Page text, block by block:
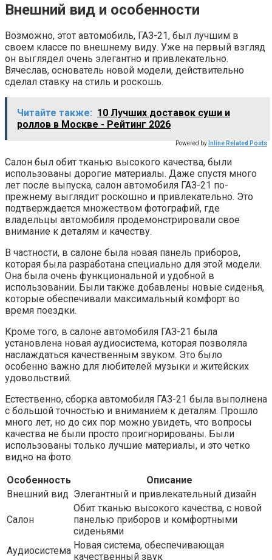
Внешний вид и особенности
Возможно, этот автомобиль, ГАЗ-21, был лучшим в
своем классе по внешнему виду. Уже на первый взгляд
он выглядел очень элегантно и привлекательно.
Вячеслав, основатель новой модели, действительно
сделал ставку на стиль и роскошь.
Читайте также: 10 Лучших доставок суши и
роллов в Москве - Рейтинг 2026
Powered by Inline Related Posts
Салон был обит тканью высокого качества, были
использованы дорогие материалы. Даже спустя много
лет после выпуска, салон автомобиля ГАЗ-21 по-
прежнему выглядит роскошно и привлекательно. Это
подтверждается множеством фотографий, где
владельцы автомобиля продемонстрировали свое
внимание к деталям и качеству.
В частности, в салоне была новая панель приборов,
которая была разработана специально для этой модели.
Она была очень функциональной и удобной в
использовании. Были также добавлены новые сиденья,
которые обеспечивали максимальный комфорт во
время поездки.
Кроме того, в салоне автомобиля ГАЗ-21 была
установлена новая аудиосистема, которая позволяла
наслаждаться качественным звуком. Это было
особенно важно для любителей музыки и житейских
удовольствий.
Естественно, сборка автомобиля ГАЗ-21 была выполнена
с большой точностью и вниманием к деталям. Прошло
много лет, но до сих пор можно увидеть, что вопросы
качества не были просто проигнорированы. Были
использованы только лучшие материалы, и это четко
видно на фото.
Особенность
Описание
Внешний вид Элегантный и привлекательный дизайн
Салон
Обит тканью высокого качества, с новой
панелью приборов и комфортными
сиденьями
Аудиосистема Новая система, обеспечивающая
качественный звук